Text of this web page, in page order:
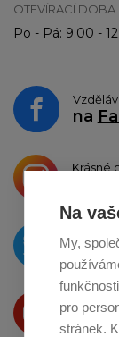
Na
My,
pro
stránek.
OTEVÍRACÍ DOBA
Po - Pá: 9:00 -
na
Krásné
O
na
na